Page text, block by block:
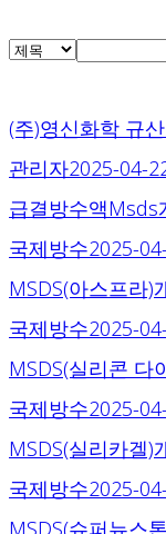
(주)영신화학 규
관리자2025-04-
급결방수액Msds
국제방수2025-
MSDS(아스프라)
국제방수2025-
MSDS(실리콘 다
국제방수2025-
MSDS(실리카겔)
국제방수2025-
MSDS(슈퍼뉴스